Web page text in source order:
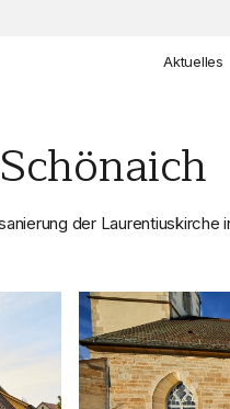
Aktuelles
der